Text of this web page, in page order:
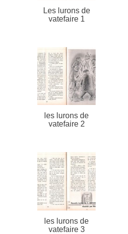
Les lurons de
vatefaire 1
les lurons de
vatefaire 2
les lurons de
vatefaire 3